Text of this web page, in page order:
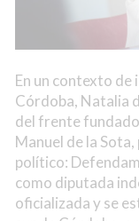
En un contexto
Córdoba, Natalia
del frente
Manuel de la
político:
como diputada
oficializada y se